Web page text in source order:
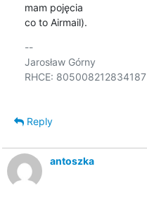
mam pojęcia
co to Airmail).
--
Jarosław Górny
RHCE: 805008212834187
Reply
antoszka